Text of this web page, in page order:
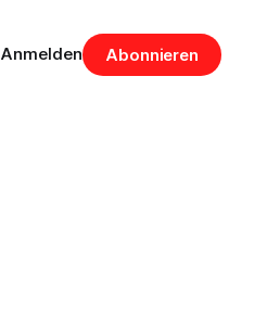
Anmelden Abonnieren